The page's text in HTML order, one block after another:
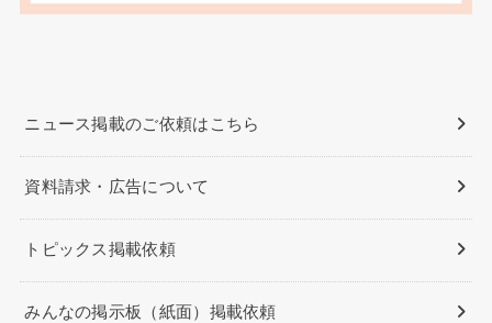
ニュース掲載のご依頼はこちら
資料請求・広告について
トピックス掲載依頼
みんなの掲示板（紙面）掲載依頼